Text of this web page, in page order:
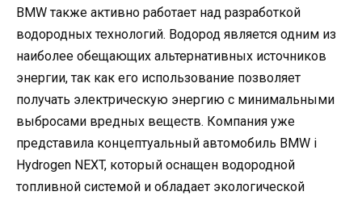
BMW также активно работает над разработкой
водородных технологий. Водород является одним из
наиболее обещающих альтернативных источников
энергии, так как его использование позволяет
получать электрическую энергию с минимальными
выбросами вредных веществ. Компания уже
представила концептуальный автомобиль BMW i
Hydrogen NEXT, который оснащен водородной
топливной системой и обладает экологической